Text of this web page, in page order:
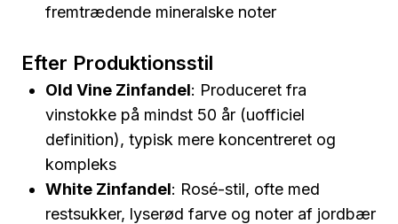
fremtrædende mineralske noter
Efter Produktionsstil
Old Vine Zinfandel: Produceret fra
vinstokke på mindst 50 år (uofficiel
definition), typisk mere koncentreret og
kompleks
White Zinfandel: Rosé-stil, ofte med
restsukker, lyserød farve og noter af jordbær